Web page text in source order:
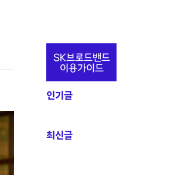
추
정
보
SK브로드밴드
이용가이드
인기글
최신글